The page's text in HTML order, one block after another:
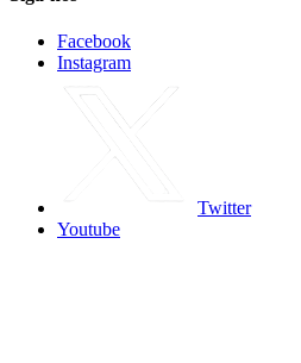
Facebook
Instagram
Twitter
Youtube